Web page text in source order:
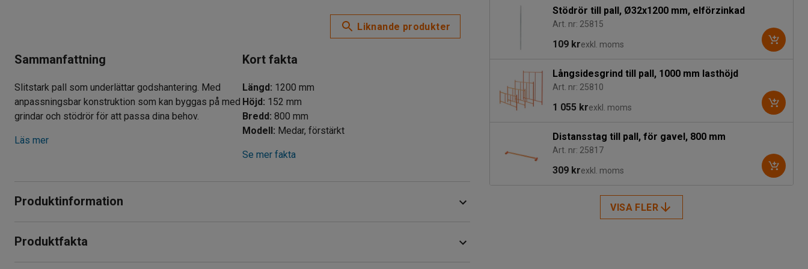
Liknande produkter
Sammanfattning
Slitstark pall som underlättar godshantering. Med
anpassningsbar konstruktion som kan byggas på med
grindar och stödrör för att passa dina behov.
Läs mer
Kort fakta
Längd : 1200 mm
Höjd : 152 mm
Bredd : 800 mm
Modell : Medar, förstärkt
Se mer fakta
Produktinformation
epoxylackerats för längre hållbarhet.
Produktfakta
Stödrör till pall, Ø32x1200 mm, elförzinkad
Art. nr: 25815
109 krexkl. moms
Långsidesgrind till pall, 1000 mm lasthöjd
Art. nr: 25810
1 055 krexkl. moms
Distansstag till pall, för gavel, 800 mm
Art. nr: 25817
309 krexkl. moms
VISA FLER